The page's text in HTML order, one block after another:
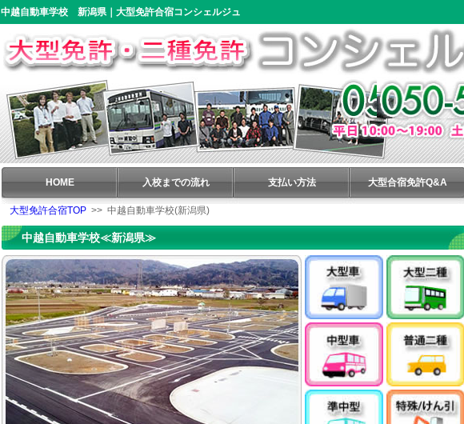
中越自動車学校 新潟県｜大型免許合宿コンシェルジュ
HOME 入校までの流れ 支払い方法 大型合宿免許Q&A
大型免許合宿TOP >> 中越自動車学校(新潟県)
中越自動車学校≪新潟県≫